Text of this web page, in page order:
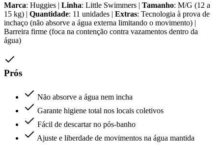
Marca: Huggies | Linha: Little Swimmers | Tamanho: M/G (12 a
15 kg) | Quantidade: 11 unidades | Extras: Tecnologia à prova de
inchaço (não absorve a água externa limitando o movimento) |
Barreira firme (foca na contenção contra vazamentos dentro da
água)
Prós
Não absorve a água nem incha
Garante higiene total nos locais coletivos
Fácil de descartar no pós-banho
Ajuste e liberdade de movimentos na água mantida